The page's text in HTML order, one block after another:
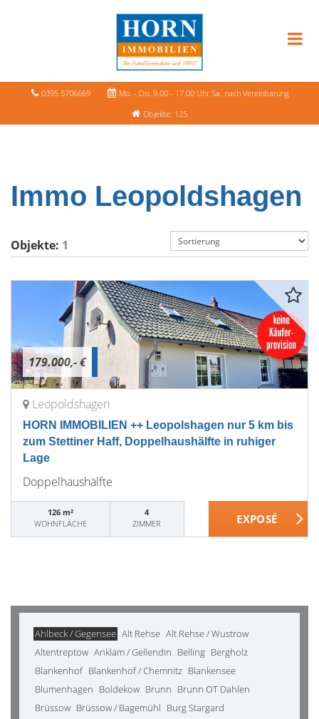
0395 5706669
Mo. - Do. 9.00 - 17.00 Uhr Sa. nach Vereinbarung
Objekte: 125
Immo Leopoldshagen
Objekte: 1
179.000,- €
Leopoldshagen
HORN IMMOBILIEN ++ Leopolshagen nur 5 km bis
zum Stettiner Haff, Doppelhaushälfte in ruhiger
Lage
Doppelhaushälfte
126 m²
WOHNFLÄCHE
4
ZIMMER
Ahlbeck / Gegensee Alt Rehse Alt Rehse / Wustrow
Altentreptow Anklam / Gellendin Belling Bergholz
Blankenhof Blankenhof / Chemnitz Blankensee
Blumenhagen Boldekow Brunn Brunn OT Dahlen
Brüssow Brüssow / Bagemühl Burg Stargard